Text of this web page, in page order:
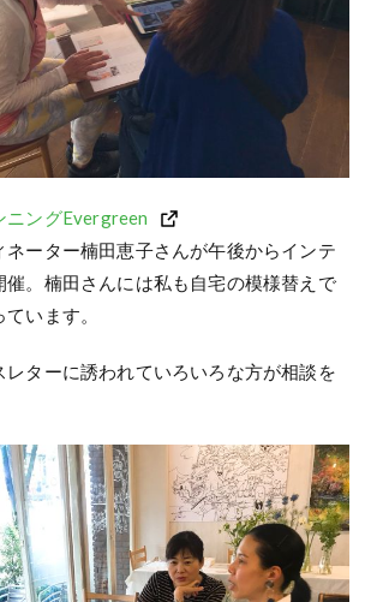
ニングEvergreen
ネーター楠田恵子さんが午後からインテ
催。楠田さんには私も自宅の模様替えで
います。
レターに誘われていろいろな方が相談を